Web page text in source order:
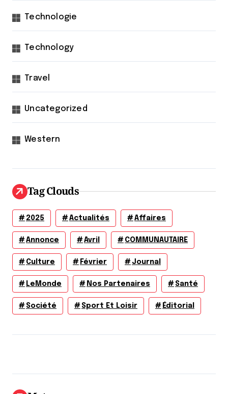
Technologie
Technology
Travel
Uncategorized
Western
Tag Clouds
2025 Actualités Affaires
Annonce Avril COMMUNAUTAIRE
Culture Février Journal
LeMonde Nos Partenaires Santé
Société Sport Et Loisir Éditorial